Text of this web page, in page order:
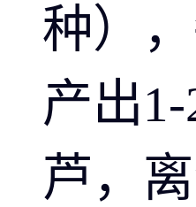
种）
产出
芦，